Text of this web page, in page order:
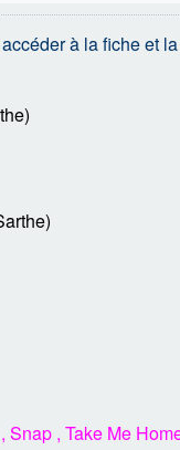
à la fiche et
, Snap , Take Me